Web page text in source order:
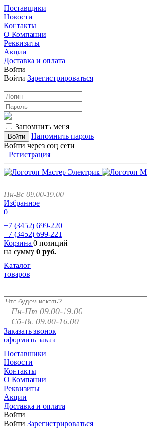
Поставщики
Новости
Контакты
О Компании
Реквизиты
Акции
Доставка и оплата
Войти
Войти Зарегистрироваться
Запомнить меня
Напомнить пароль
Войти через соц сети
Регистрация
Пн-Вс 09.00-19.00
Избранное
0
+7 (3452) 699-220
+7 (3452) 699-221
Корзина 0 позиций
на сумму 0 руб.
Каталог
товаров
Пн-Пт 09.00-19.00
Сб-Вс 09.00-16.00
Заказать звонок
оформить заказ
Поставщики
Новости
Контакты
О Компании
Реквизиты
Акции
Доставка и оплата
Войти
Войти Зарегистрироваться